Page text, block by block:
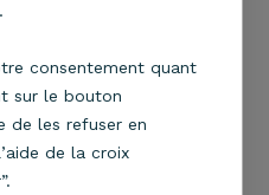
consentement quant
sur le bouton
de les refuser en
de la croix